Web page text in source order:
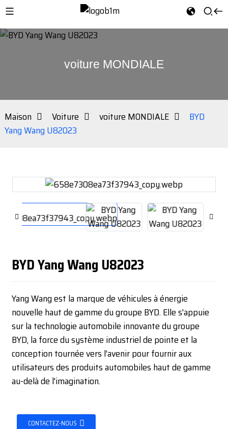
voiture MONDIALE
Maison Voiture voiture MONDIALE
BYD
Yang Wang U82023
BYD Yang Wang U82023
Yang Wang est la marque de véhicules à énergie
nouvelle haut de gamme du groupe BYD. Elle s'appuie
sur la technologie automobile innovante du groupe
BYD, la force du système industriel de pointe et la
conception tournée vers l'avenir pour fournir aux
utilisateurs des produits automobiles haut de gamme
au-delà de l'imagination.
CONTACTEZ-NOUS